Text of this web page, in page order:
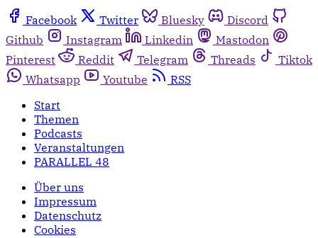
Facebook Twitter Bluesky
Discord
Github
Instagram Linkedin
Mastodon
Pinterest
Reddit Telegram Threads
Tiktok
Whatsapp
Youtube
RSS
Start
Themen
Podcasts
Veranstaltungen
PARALLEL 48
Über uns
Impressum
Datenschutz
Cookies